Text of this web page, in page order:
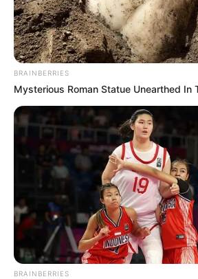
BRAINBERRIES
Mysterious Roman Statue Unearthed In
BRAINBERRIES